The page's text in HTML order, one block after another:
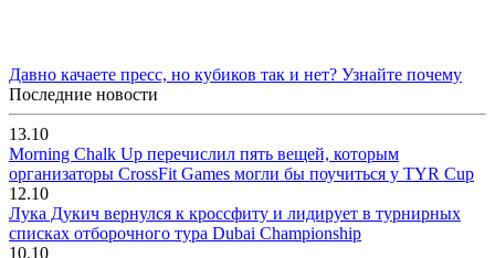
Давно качаете пресс, но кубиков так и нет? Узнайте почему
Последние новости
13.10
Morning Chalk Up перечислил пять вещей, которым
организаторы CrossFit Games могли бы поучиться у TYR Cup
12.10
Лука Дукич вернулся к кроссфиту и лидирует в турнирных
списках отборочного тура Dubai Championship
10.10